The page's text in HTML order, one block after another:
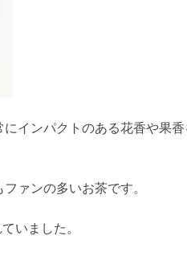
インパクトのある花香や果香
ァンの多いお茶です。
いました。